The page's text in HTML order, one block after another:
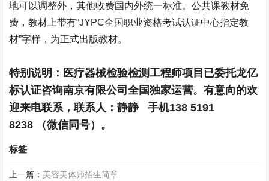
地可以调整外，其他收费国内外统一标准。公共课教材免
费，教材上带有“JYPC全国职业资格考试认证中心指定教
材”字样，为正式出版教材。
特别说明：医疗器械检验检测工程师项目已委托龙亿
标认证咨询南京有限公司全国独家运营。有意向的欢
迎来电联系，联系人：静静手机138 5191
8238
（微信同号）。
标签
上一篇： 美容美体师招生简章